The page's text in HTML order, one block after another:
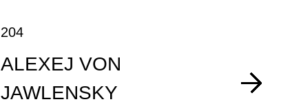
204
ALEXEJ VON
JAWLENSKY